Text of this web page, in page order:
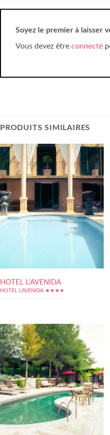
Soyez le premier à laisser
Vous devez être connecté
PRODUITS SIMILAIRES
HOTEL L’AVENIDA
HOTEL L'AVENIDA ★★★★